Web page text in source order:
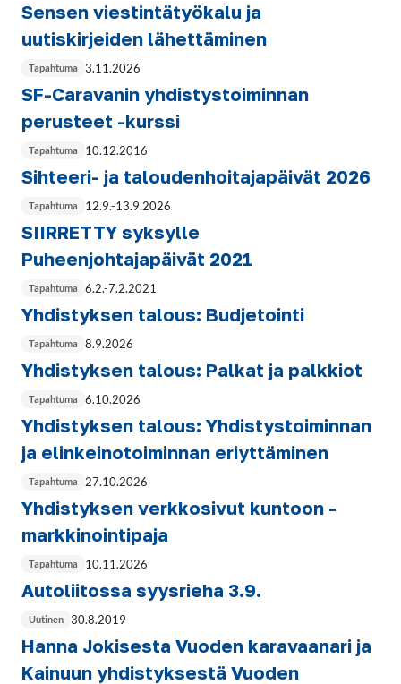
Sensen viestintätyökalu ja
uutiskirjeiden lähettäminen
Tapahtuma 3.11.2026
SF-Caravanin yhdistystoiminnan
perusteet -kurssi
Tapahtuma 10.12.2016
Sihteeri- ja taloudenhoitajapäivät 2026
Tapahtuma 12.9.-13.9.2026
SIIRRETTY syksylle
Puheenjohtajapäivät 2021
Tapahtuma 6.2.-7.2.2021
Yhdistyksen talous: Budjetointi
Tapahtuma 8.9.2026
Yhdistyksen talous: Palkat ja palkkiot
Tapahtuma 6.10.2026
Yhdistyksen talous: Yhdistystoiminnan
ja elinkeinotoiminnan eriyttäminen
Tapahtuma 27.10.2026
Yhdistyksen verkkosivut kuntoon -
markkinointipaja
Tapahtuma 10.11.2026
Autoliitossa syysrieha 3.9.
Uutinen 30.8.2019
Hanna Jokisesta Vuoden karavaanari ja
Kainuun yhdistyksestä Vuoden